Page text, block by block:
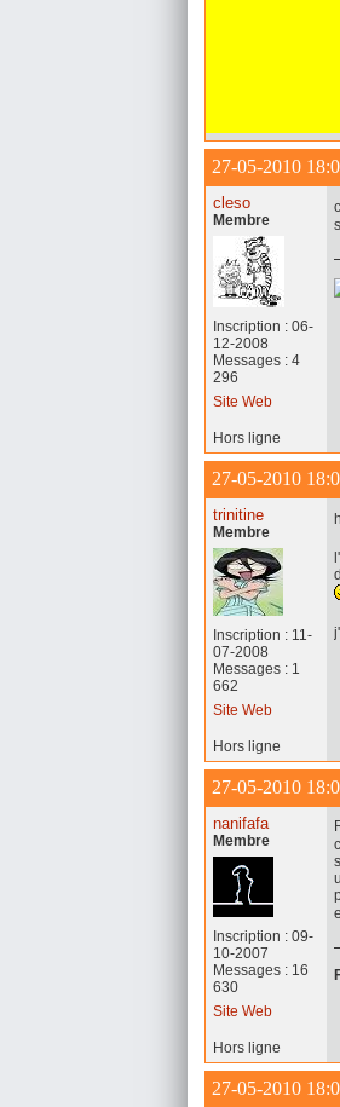
27-05-2010
cleso
Membre
Inscription : 06-
12-2008
Messages : 4
296
Site Web
Hors ligne
27-05-2010
trinitine
Membre
Inscription : 11-
07-2008
Messages : 1
662
Site Web
Hors ligne
27-05-2010
nanifafa
Membre
Inscription : 09-
10-2007
Messages : 16
630
Site Web
Hors ligne
27-05-2010